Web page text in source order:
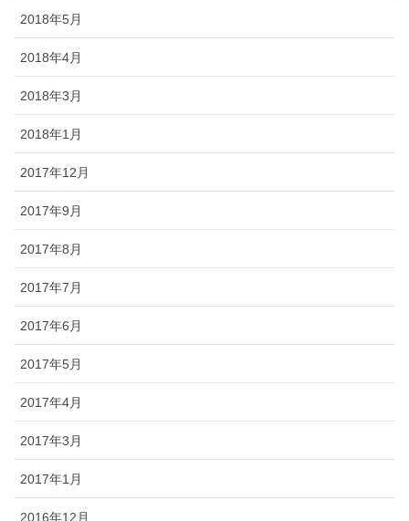
2018年5月
2018年4月
2018年3月
2018年1月
2017年12月
2017年9月
2017年8月
2017年7月
2017年6月
2017年5月
2017年4月
2017年3月
2017年1月
2016年12月